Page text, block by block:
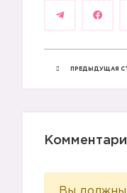
ПРЕДЫДУЩАЯ